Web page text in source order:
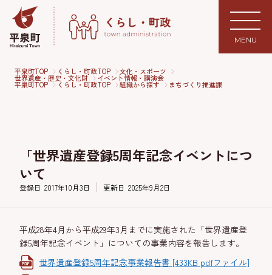
MENU
平泉町TOP くらし・町政TOP 文化・スポーツ
世界遺産・歴史・文化財 イベント情報・講演会
平泉町TOP くらし・町政TOP 組織から探す まちづくり推進課
「世界遺産登録5周年記念イベントにつ
いて
登録日 2017年10月3日 更新日 2025年9月2日
平成28年4月から平成29年3月までに実施された「世界遺産登
録5周年記念イベント」についての事業内容を報告します。
世界遺産登録5周年記念事業報告書 [433KB pdfファイル]